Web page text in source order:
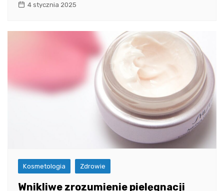
4 stycznia 2025
Kosmetologia Zdrowie
Wnikliwe zrozumienie pielęgnacji